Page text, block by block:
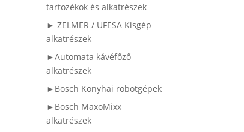
tartozékok és alkatrészek
► ZELMER / UFESA Kisgép
alkatrészek
►Automata kávéfőző
alkatrészek
►Bosch Konyhai robotgépek
►Bosch MaxoMixx
alkatrészek